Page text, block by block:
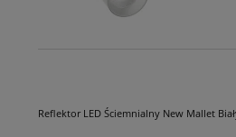
Reflektor LED Ściemnialny New Mallet